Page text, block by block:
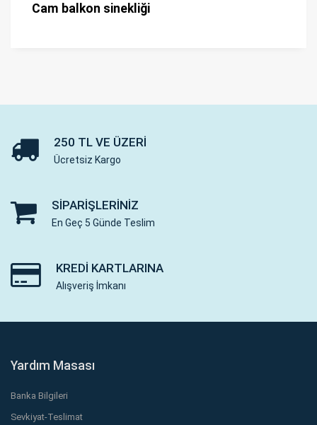
Cam balkon sinekliği
250 TL VE ÜZERI
Ücretsiz Kargo
SIPARIŞLERINIZ
En Geç 5 Günde Teslim
KREDI KARTLARINA
Alışveriş İmkanı
Yardım Masası
Banka Bilgileri
Sevkiyat-Teslimat